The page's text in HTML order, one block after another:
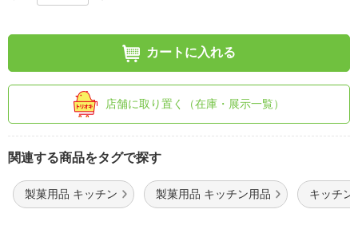
カートに入れる
店舗に取り置く（在庫・展示一覧）
関連する商品をタグで探す
製菓用品 キッチン 製菓用品 キッチン用品 キッチン